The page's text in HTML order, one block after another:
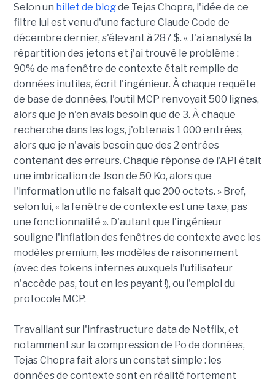
Selon un billet de blogde Tejas Chopra, l'idée de ce
filtre lui est venu d'une facture Claude Code de
décembre dernier, s'élevant à 287 $. « J'ai analysé la
répartition des jetons et j'ai trouvé le problème :
90% de ma fenêtre de contexte était remplie de
données inutiles, écrit l'ingénieur. À chaque requête
de base de données, l'outil MCP renvoyait 500 lignes,
alors que je n'en avais besoin que de 3. À chaque
recherche dans les logs, j'obtenais 1 000 entrées,
alors que je n'avais besoin que des 2 entrées
contenant des erreurs. Chaque réponse de l'API était
une imbrication de Json de 50 Ko, alors que
l'information utile ne faisait que 200 octets. » Bref,
selon lui, « la fenêtre de contexte est une taxe, pas
une fonctionnalité ». D'autant que l'ingénieur
souligne l'inflation des fenêtres de contexte avec les
modèles premium, les modèles de raisonnement
(avec des tokens internes auxquels l'utilisateur
n'accède pas, tout en les payant !), ou l'emploi du
protocole MCP.
Travaillant sur l'infrastructure data de Netflix, et
notamment sur la compression de Po de données,
Tejas Chopra fait alors un constat simple : les
données de contexte sont en réalité fortement